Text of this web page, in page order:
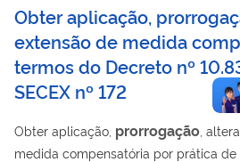
Obter aplicação,
extensão de medida
termos do Decreto nº
SECEX nº 172
Obter aplicação, prorrogação ,
medida compensatória por prática